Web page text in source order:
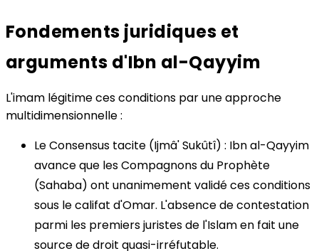
Fondements juridiques et
arguments d'Ibn al-Qayyim
L'imam légitime ces conditions par une approche
multidimensionnelle :
Le Consensus tacite (Ijmâ' Sukûtî) : Ibn al-Qayyim
avance que les Compagnons du Prophète
(Sahaba) ont unanimement validé ces conditions
sous le califat d'Omar. L'absence de contestation
parmi les premiers juristes de l'Islam en fait une
source de droit quasi-irréfutable.